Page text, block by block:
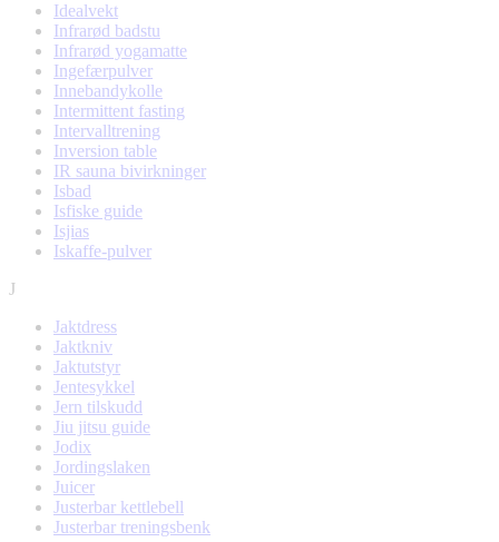
Idealvekt
Infrarød badstu
Infrarød yogamatte
Ingefærpulver
Innebandykolle
Intermittent fasting
Intervalltrening
Inversion table
IR sauna bivirkninger
Isbad
Isfiske guide
Isjias
Iskaffe-pulver
J
Jaktdress
Jaktkniv
Jaktutstyr
Jentesykkel
Jern tilskudd
Jiu jitsu guide
Jodix
Jordingslaken
Juicer
Justerbar kettlebell
Justerbar treningsbenk